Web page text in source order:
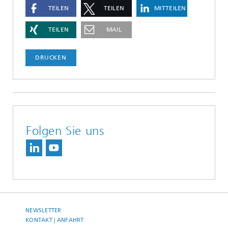
TEILEN TEILEN MITTEILEN
TEILEN MAIL
DRUCKEN
Folgen Sie uns
NEWSLETTER
KONTAKT | ANFAHRT